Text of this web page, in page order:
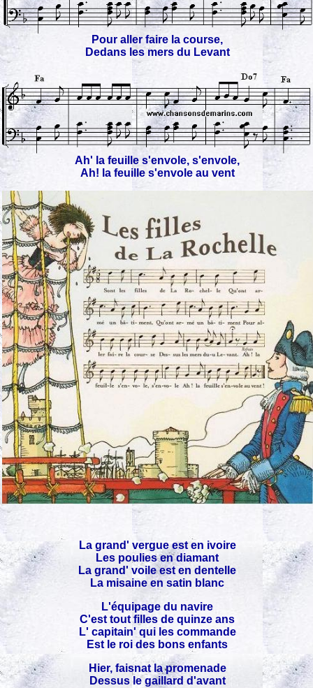
Pour aller faire la course,
Dedans les mers du Levant
Ah' la feuille s'envole, s'envole,
Ah! la feuille s'envole au vent
La grand' vergue est en ivoire
Les poulies en diamant
La grand' voile est en dentelle
La misaine en satin blanc
L'équipage du navire
C'est tout filles de quinze ans
L' capitain' qui les commande
Est le roi des bons enfants
Hier, faisnat la promenade
Dessus le gaillard d'avant